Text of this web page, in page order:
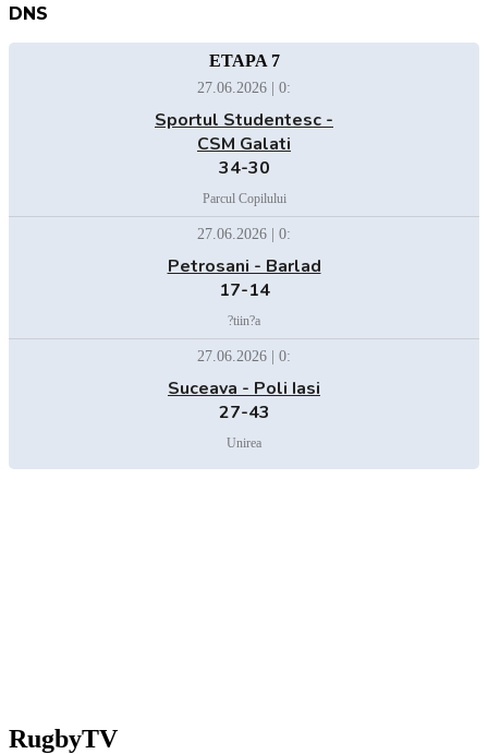
DNS
ETAPA 7
27.06.2026 | 0:
Sportul Studentesc -
CSM Galati
34-30
Parcul Copilului
27.06.2026 | 0:
Petrosani - Barlad
17-14
?tiin?a
27.06.2026 | 0:
Suceava - Poli Iasi
27-43
Unirea
RugbyTV